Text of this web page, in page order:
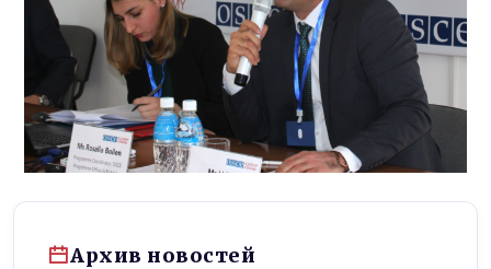
Архив новостей